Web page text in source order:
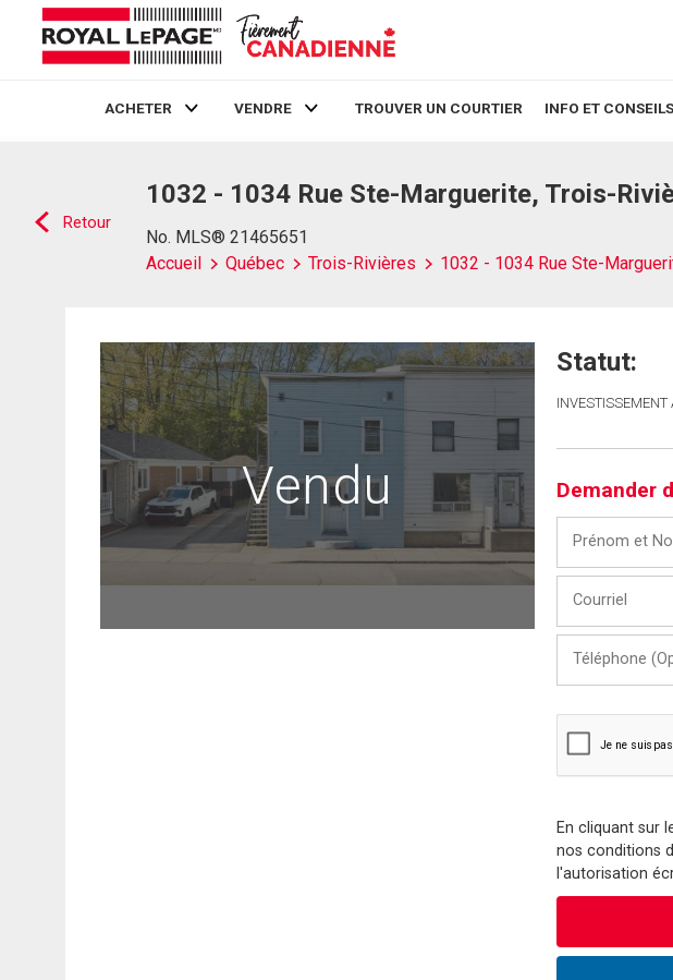
ACHETER VENDRE TROUVER UN COURTIER INFO ET CONSEILS
Retour
1032 - 1034 Rue Ste-Marguerite, Trois-
No. MLS® 21465651
Accueil
Québec Trois-Rivières 1032 - 1034 Rue Ste-
Vendu
Statut:
INVESTISSEMENT
Demander
Nom
(Optionnel)
En cliquant sur
nos conditions
l'autorisation